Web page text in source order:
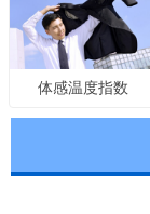
体感温度指数